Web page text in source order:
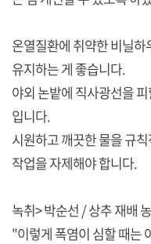
온열질환에 취약한 비닐
유지하는 게 좋습니다.
야외 논밭에 직사광선을
입니다.
시원하고 깨끗한 물을 규
작업을 자제해야 합니다.
녹취> 박순선 / 상추 재배
"이렇게 폭염이 심할 때는